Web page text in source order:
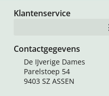
Klantenservice
Contactgegevens
De IJverige Dames
Parelstoep 54
9403 SZ ASSEN